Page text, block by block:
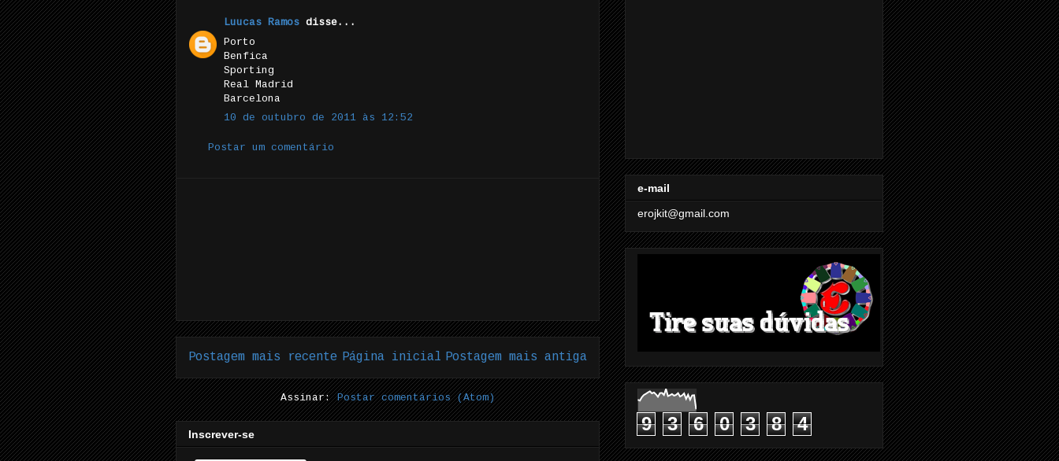
Luucas Ramos disse...
Porto
Benfica
Sporting
Real Madrid
Barcelona
10 de outubro de 2011 às 12:52
Postar um comentário
Postagem mais recente Postagem mais antiga
Página inicial
Assinar:Postar comentários (Atom)
Inscrever-se
e-mail
erojkit@gmail.com
9 3 6 0 3 8 4